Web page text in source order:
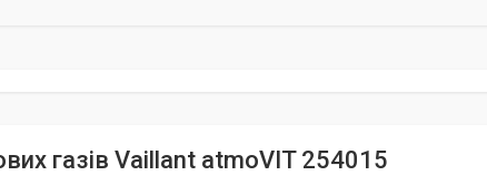
газів Vaillant atmoVIT 254015